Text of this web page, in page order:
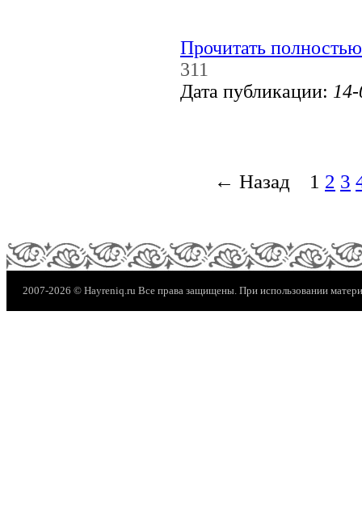
Прочитать полностью
311
Дата публикации:
← Назад 1 2 3
2007-2026 © Hayreniq.ru Все права защищены. При использовании